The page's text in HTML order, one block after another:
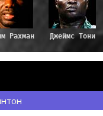
Рахман Джеймс Тони